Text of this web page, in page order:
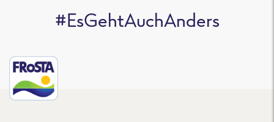
#EsGehtAuchAnders